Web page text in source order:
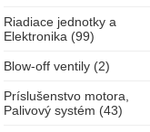
Riadiace jednotky a
Elektronika (99)
Blow-off ventily (2)
Príslušenstvo motora,
Palivový systém (43)